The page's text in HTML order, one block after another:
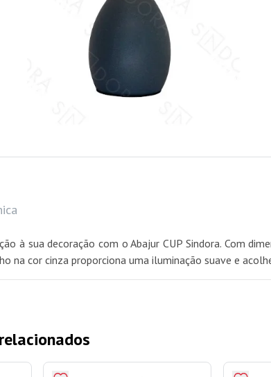
à sua decoração com o Abajur CUP Sindora. Com
na cor cinza proporciona uma iluminação suave e